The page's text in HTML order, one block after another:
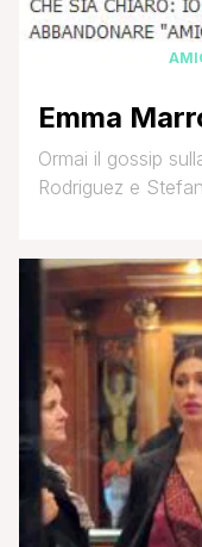
Emma
Ormai il gossip
Rodriguez e
giravano
assenza nella
che, si diceva,
studio con [']